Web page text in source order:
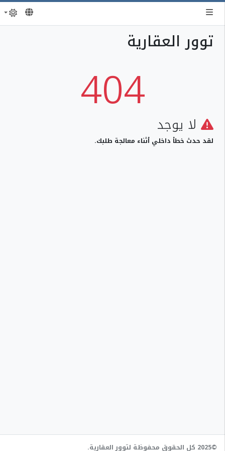
توور العقارية
404 لا يوجد
لقد حدث خطأ داخلي أثناء معالجة طلبك.
©2025 كل الحقوق محفوظة لتوور العقارية.